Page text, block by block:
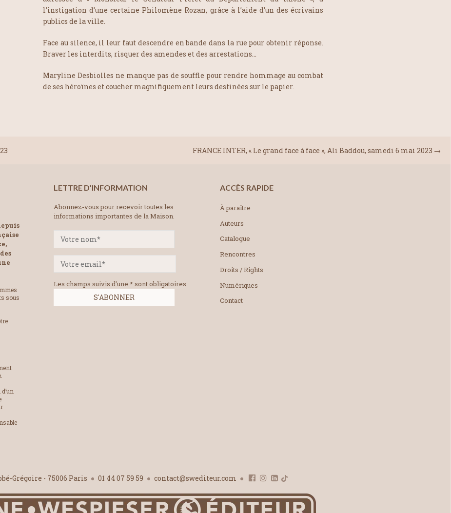
l’instigation d’une certaine Philomène Rozan, grâce à l’aide d’un des écrivains
publics de la ville.
Face au silence, il leur faut descendre en bande dans la rue pour obtenir réponse.
Braver les interdits, risquer des amendes et des arrestations…
Maryline Desbiolles ne manque pas de souffle pour rendre hommage au combat
de ses héroïnes et coucher magnifiquement leurs destinées sur le papier.
FRANCE INTER, « Le grand face à face », Ali Baddou, samedi 6 mai 2023 →
sous
LETTRE D’INFORMATION
Abonnez-vous pour recevoir toutes les
informations importantes de la Maison.
Les champs suivis d'une * sont obligatoires
ACCÈS RAPIDE
À paraître
Auteurs
Catalogue
Rencontres
Droits / Rights
Numériques
Contact
Grégoire - 75006 Paris 01 44 07 59 59 contact@swediteur.com